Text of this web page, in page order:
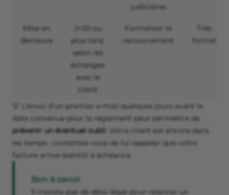
judiciaires
Mise en
demeure
J+30 ou
plus tard,
selon les
échanges
avec le
client
Formaliser le
recouvrement
Très
formel
💡 L’envoi d’un premier e-mail quelques jours avant la
date convenue pour le règlement peut permettre de
prévenir un éventuel oubli
. Votre client est encore dans
les temps : contentez-vous de lui rappeler que votre
facture arrive bientôt à échéance.
Bon à savoir
Il n’existe pas de délai légal pour relancer un